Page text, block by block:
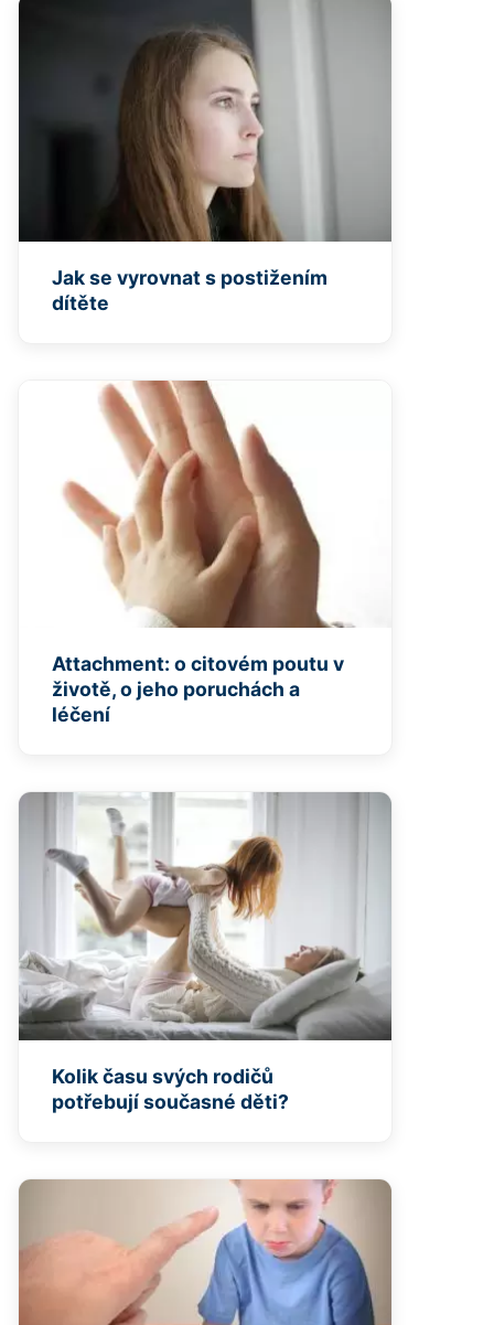
Jak se vyrovnat s postižením
dítěte
Attachment: o citovém poutu v
životě, o jeho poruchách a
léčení
Kolik času svých rodičů
potřebují současné děti?